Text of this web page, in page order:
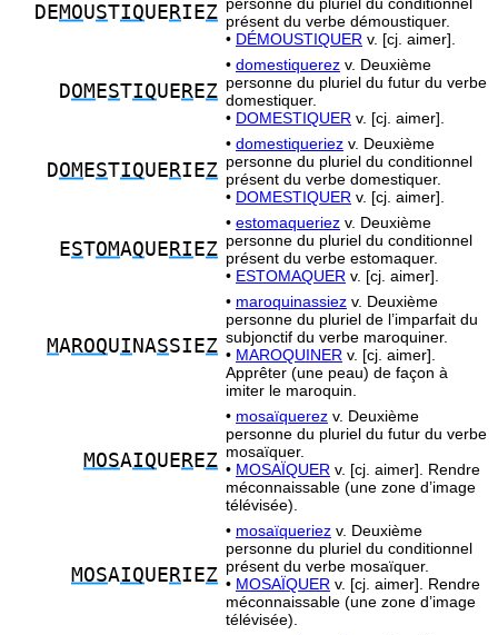
DEMOUSTIQUE RIEZ présent du verbe démoustiquer.
• DÉMOUSTIQUER v. [cj. aimer].
DOM ESTIQUE REZ
• domestiquerez v. Deuxième
personne du pluriel du futur du verbe
domestiquer.
• DOMESTIQUER v. [cj. aimer].
DOM ESTIQUE RIEZ
• domestiqueriez v. Deuxième
personne du pluriel du conditionnel
présent du verbe domestiquer.
• DOMESTIQUER v. [cj. aimer].
ESTOMAQUE RI EZ
• estomaqueriez v. Deuxième
personne du pluriel du conditionnel
présent du verbe estomaquer.
• ESTOMAQUER v. [cj. aimer].
MAROQUI NASSIEZ
• maroquinassiez v. Deuxième
personne du pluriel de l’imparfait du
subjonctif du verbe maroquiner.
• MAROQUINER v. [cj. aimer].
Apprêter (une peau) de façon à
imiter le maroquin.
MOSAIQUE REZ
• mosaïquerez v. Deuxième
personne du pluriel du futur du verbe
mosaïquer.
• MOSAÏQUER v. [cj. aimer]. Rendre
méconnaissable (une zone d’image
télévisée).
MOSAIQUE RIEZ
• mosaïqueriez v. Deuxième
personne du pluriel du conditionnel
présent du verbe mosaïquer.
• MOSAÏQUER v. [cj. aimer]. Rendre
méconnaissable (une zone d’image
télévisée).